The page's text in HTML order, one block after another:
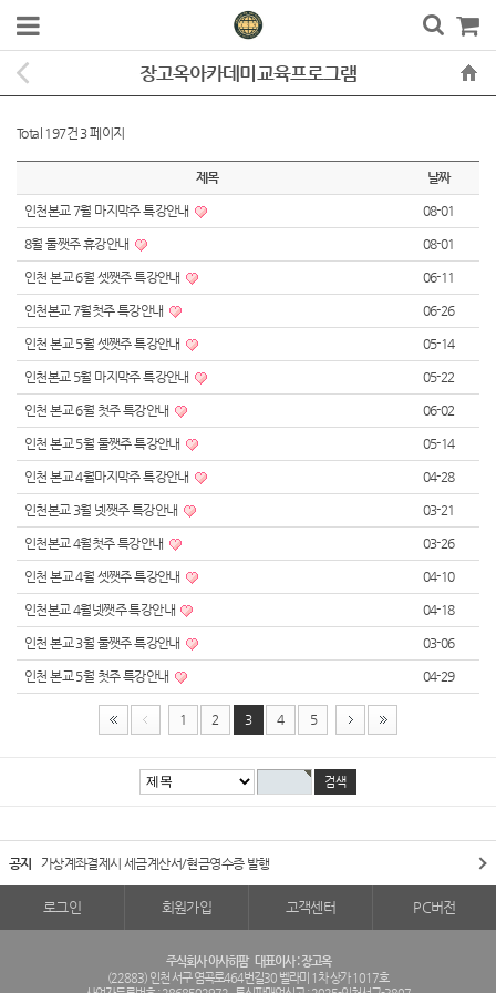
장고옥아카데미교육프로그램
Total 197건 3 페이지
제목 날짜
인천본교 7월 마지막주 특강안내 08-01
8월 둘쨋주 휴강안내 08-01
인천 본교 6월 셋쨋주 특강안내 06-11
인천본교 7월첫주 특강안내 06-26
인천 본교 5월 셋쨋주 특강안내 05-14
인천본교 5월 마지막주 특강안내 05-22
인천 본교 6월 첫주 특강안내 06-02
인천 본교 5월 둘쨋주 특강안내 05-14
인천 본교 4월마지막주 특강안내 04-28
인천본교 3월 넷쨋주 특강안내 03-21
인천본교 4월첫주 특강안내 03-26
인천 본교 4월 셋쨋주 특강안내 04-10
인천본교 4월넷쨋주 특강안내 04-18
인천 본교 3월 둘쨋주 특강안내 03-06
인천 본교 5월 첫주 특강안내 04-29
1 2 3 4 5
공지 가상계좌결제시 세금계산서/현금영수증 발행
로그인 회원가입 고객센터 PC버전
주식회사 아사히팜 대표이사 : 장고옥
(22883) 인천 서구 염곡로464번길30 벨라미 1차 상가 1017호